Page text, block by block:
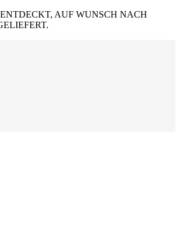
AUF WUNSCH NACH